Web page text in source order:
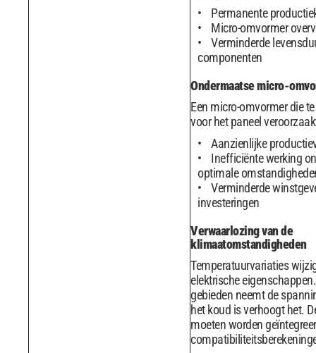
Permanente
Micro-omvormer
Verminderde
componenten
Ondermaatse micro-
Een micro-omvormer die
voor het paneel
Aanzienlijke
Inefficiënte werking
optimale
Verminderde
investeringen
Verwaarlozing van de
klimaatomstandigheden
Temperatuurvariaties
elektrische
gebieden neemt de
het koud is verhoogt het.
moeten worden